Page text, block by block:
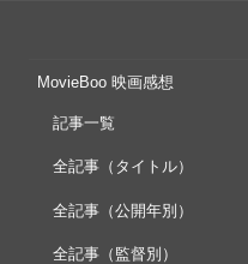
MovieBoo 映画感想
記事一覧
全記事（タイトル）
全記事（公開年別）
全記事（監督別）